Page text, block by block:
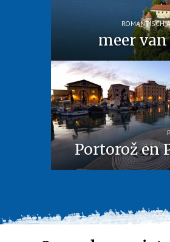
meer
ROMANTISCH
Portorož en